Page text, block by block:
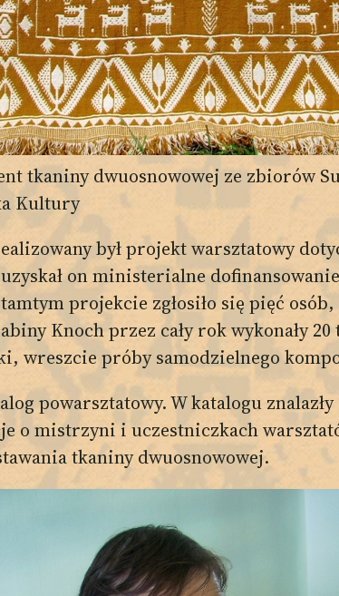
tkaniny dwuosnowowej ze zbiorów
Kultury
był projekt warsztatowy
on ministerialne
projekcie zgłosiło się pięć
Knoch przez cały rok wykonały
wreszcie próby samodzielnego
powarsztatowy. W katalogu
o mistrzyni i uczestniczkach
tkaniny dwuosnowowej.